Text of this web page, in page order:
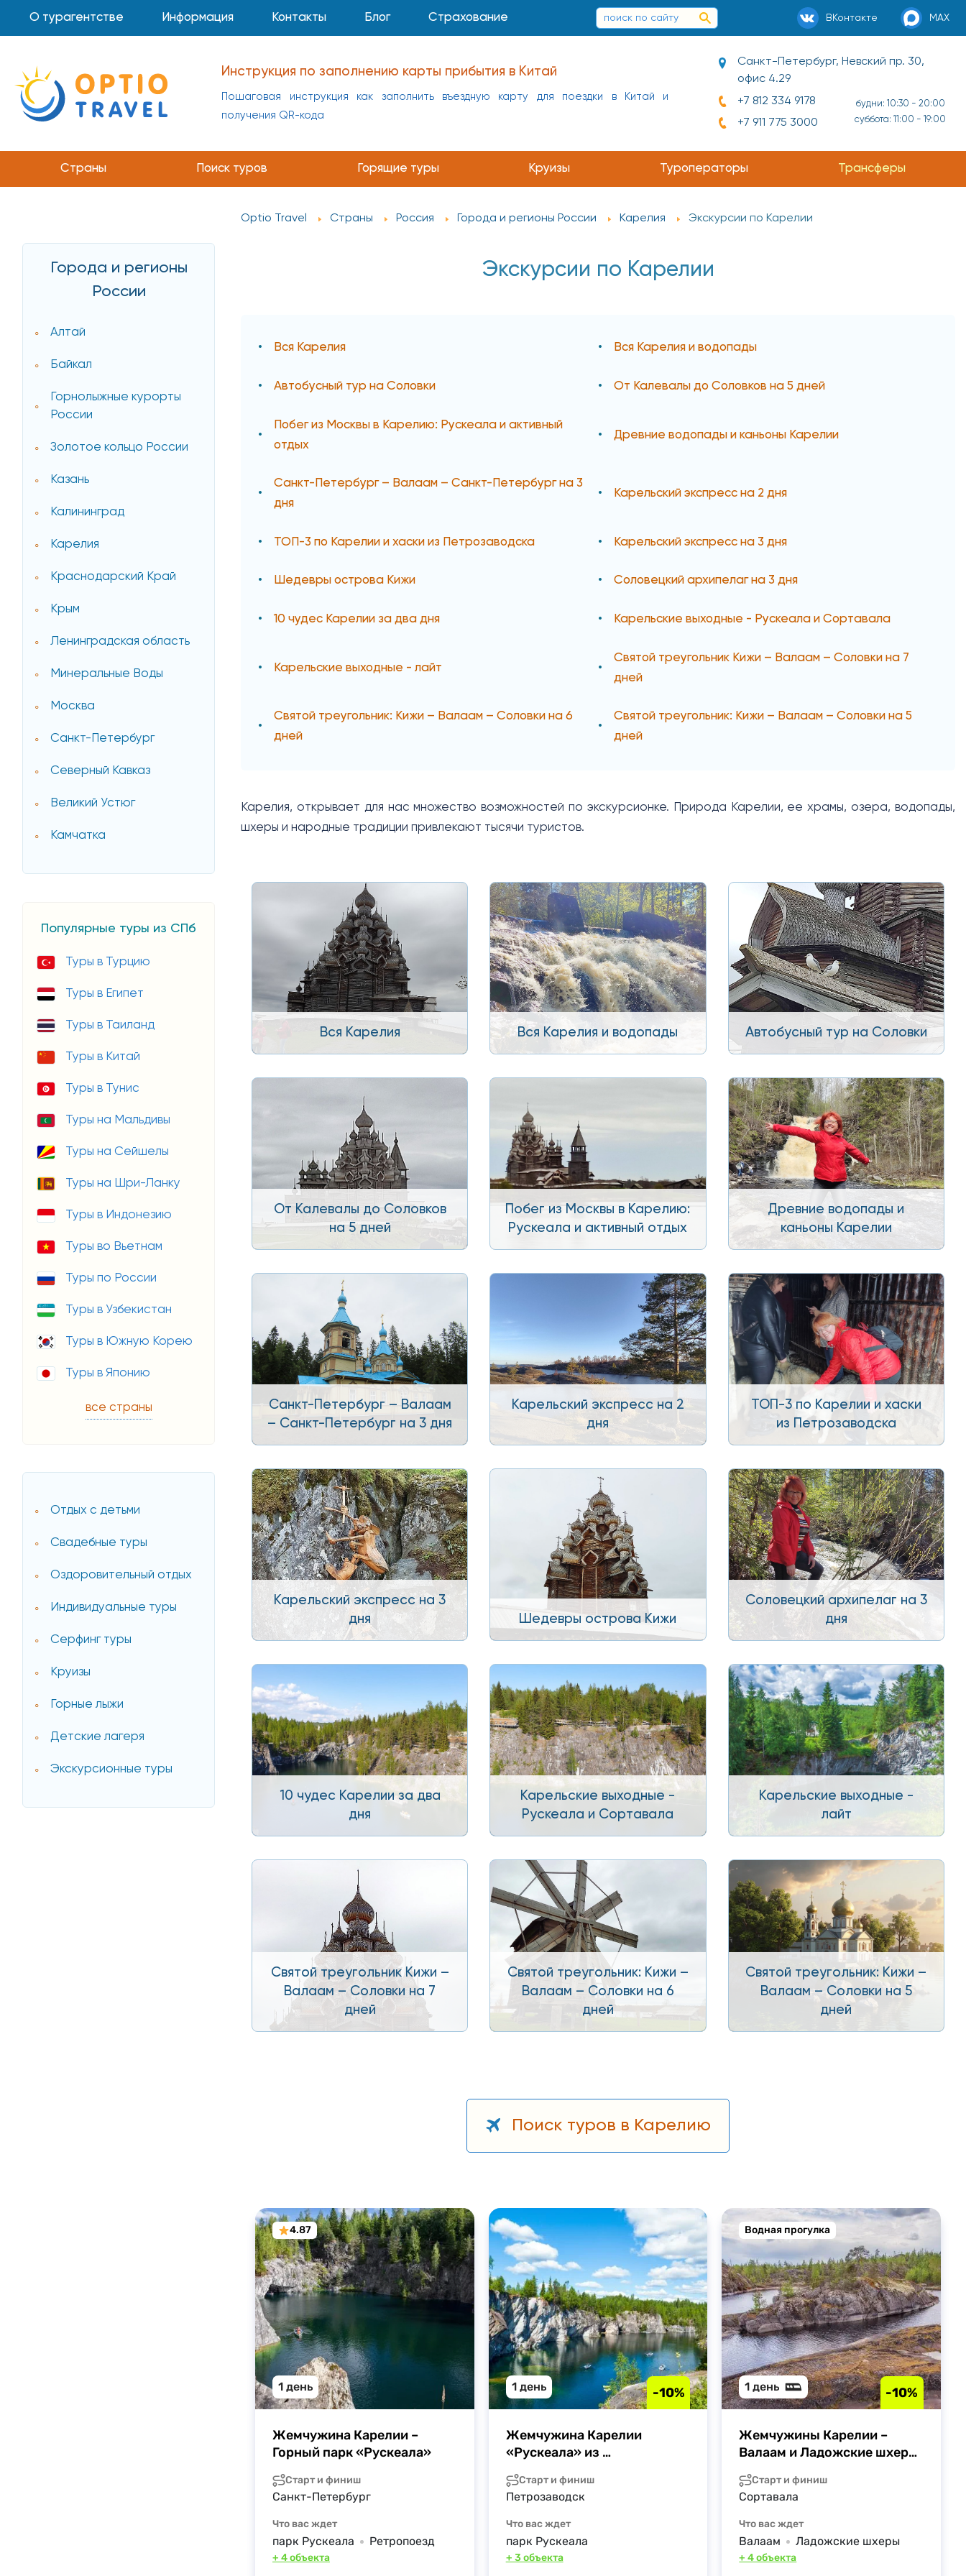
О турагентстве Информация Контакты Блог Страхование ВКонтакте MAX
Инструкция по заполнению карты прибытия в Таиланд
Как заполнить форму электронной анкеты карты прибытия перед поездкой в
Таиланд
Санкт-Петербург, Невский пр. 30,
офис 4.29
+7 812 334 9178
+7 911 775 3000
будни: 10:30 - 20:00
суббота: 11:00 - 19:00
Страны Поиск туров Горящие туры Круизы Туроператоры Трансферы
Города и регионы
России
Алтай
Байкал
Горнолыжные курорты
России
Золотое кольцо России
Казань
Калининград
Карелия
Краснодарский Край
Крым
Ленинградская область
Минеральные Воды
Москва
Санкт-Петербург
Северный Кавказ
Великий Устюг
Камчатка
Популярные туры из СПб
Туры в Турцию
Туры в Египет
Туры в Таиланд
Туры в Китай
Туры в Тунис
Туры на Мальдивы
Туры на Сейшелы
Туры на Шри-Ланку
Туры в Индонезию
Туры во Вьетнам
Туры по России
Туры в Узбекистан
Туры в Южную Корею
Туры в Японию
все страны
Отдых с детьми
Свадебные туры
Оздоровительный отдых
Индивидуальные туры
Серфинг туры
Круизы
Горные лыжи
Детские лагеря
Экскурсионные туры
Optio Travel Страны Россия Города и регионы России Карелия Экскурсии по Карелии
Экскурсии по Карелии
Вся Карелия Вся Карелия и водопады
Автобусный тур на Соловки От Калевалы до Соловков на 5 дней
Побег из Москвы в Карелию: Рускеала и активный
отдых
Древние водопады и каньоны Карелии
Санкт-Петербург – Валаам – Санкт-Петербург на 3
дня
Карельский экспресс на 2 дня
ТОП-3 по Карелии и хаски из Петрозаводска Карельский экспресс на 3 дня
Шедевры острова Кижи Соловецкий архипелаг на 3 дня
10 чудес Карелии за два дня Карельские выходные - Рускеала и Сортавала
Карельские выходные - лайт
Святой треугольник Кижи – Валаам – Соловки на 7
дней
Святой треугольник: Кижи – Валаам – Соловки на 6
дней
Святой треугольник: Кижи – Валаам – Соловки на 5
дней
Карелия, открывает для нас множество возможностей по экскурсионке. Природа Карелии, ее храмы, озера, водопады,
шхеры и народные традиции привлекают тысячи туристов.
Вся Карелия Вся Карелия и водопады Автобусный тур на Соловки
От Калевалы до Соловков
на 5 дней
Побег из Москвы в Карелию:
Рускеала и активный отдых
Древние водопады и
каньоны Карелии
Санкт-Петербург – Валаам
– Санкт-Петербург на 3 дня
Карельский экспресс на 2
дня
ТОП-3 по Карелии и хаски
из Петрозаводска
Карельский экспресс на 3
дня
Шедевры острова Кижи
Соловецкий архипелаг на 3
дня
10 чудес Карелии за два
дня
Карельские выходные -
Рускеала и Сортавала
Карельские выходные -
лайт
Святой треугольник Кижи –
Валаам – Соловки на 7
дней
Святой треугольник: Кижи –
Валаам – Соловки на 6
дней
Святой треугольник: Кижи –
Валаам – Соловки на 5
дней
Поиск туров в Карелию